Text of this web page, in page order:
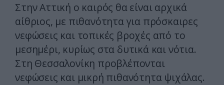
Στην Αττική ο καιρός θα είναι αρχικά
αίθριος, με πιθανότητα για πρόσκαιρες
νεφώσεις και τοπικές βροχές από το
μεσημέρι, κυρίως στα δυτικά και νότια.
Στη Θεσσαλονίκη προβλέπονται
νεφώσεις και μικρή πιθανότητα ψιχάλας.